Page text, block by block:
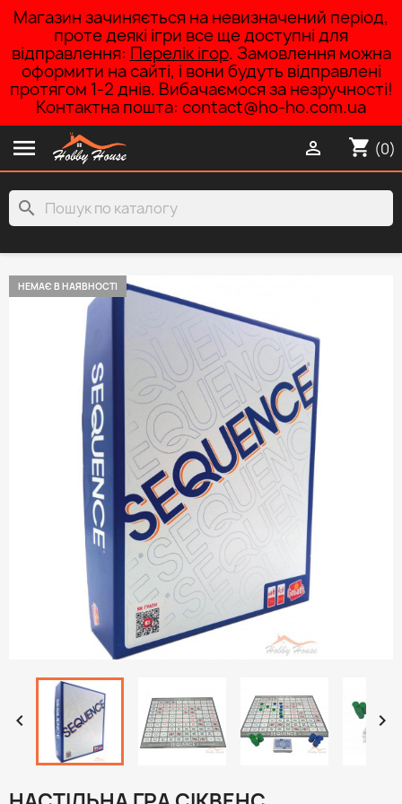
Магазин зачиняється на невизначений період,
проте деякі ігри все ще доступні для
відправлення: Перелік ігор. Замовлення можна
оформити на сайті, і вони будуть відправлені
протягом 1-2 днів. Вибачаємося за незручності!
Контактна пошта: contact@ho-ho.com.ua
 shopping_cart (0)

search
НЕМАЄ В НАЯВНОСТІ
 